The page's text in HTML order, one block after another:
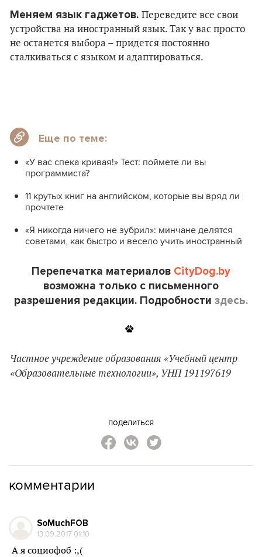
Меняем язык гаджетов. Переведите все свои
устройства на иностранный язык. Так у вас просто
не останется выбора – придется постоянно
сталкиваться с языком и адаптироваться.
Еще по теме:
«У вас спека кривая!» Тест: поймете ли вы
программиста?
11 крутых книг на английском, которые вы вряд ли
прочтете
«Я никогда ничего не зубрил»: минчане делятся
советами, как быстро и весело учить иностранный
Перепечатка материалов CityDog.by
возможна только с письменного
разрешения редакции. Подробности здесь.
Частное учреждение образования «Учебный центр
«Образовательные технологии», УНП 191197619
поделиться
комментарии
SoMuchFOB
13.09.2017 01:10
А я социофоб :,(